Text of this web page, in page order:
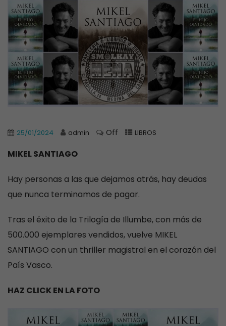
25/01/2024 admin Off LIBROS
MIKEL SANTIAGO
Hay personas a las que dejamos atrás, hay deudas
que nunca terminamos de pagar.
Tras el éxito de la Trilogía de Illumbe, con más de
500.000 ejemplares vendidos, vuelve MIKEL
SANTIAGO con un thriller magistral en el corazón del
País Vasco.
HAZ CLICK EN LA FOTO